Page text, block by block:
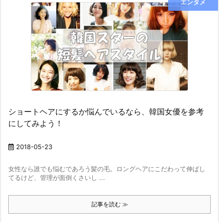
ショートヘアにするか悩んでいるなら、韓国女優を参考
にしてみよう！
2018-05-23
エンタメ
女性なら誰でも悩むであろう髪の毛。ロングヘアにこだわって伸ばし
てるけど、管理が面倒くさいし ...
記事を読む ≫